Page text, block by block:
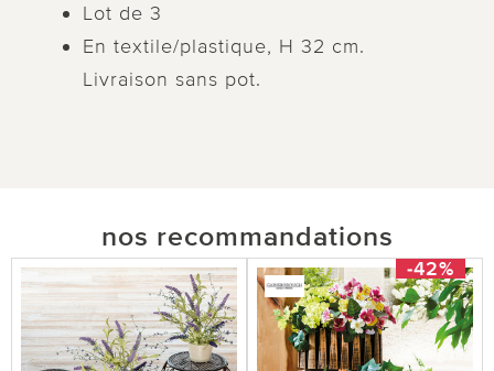
Lot de 3
En textile/plastique, H 32 cm.
Livraison sans pot.
nos recommandations
-42%